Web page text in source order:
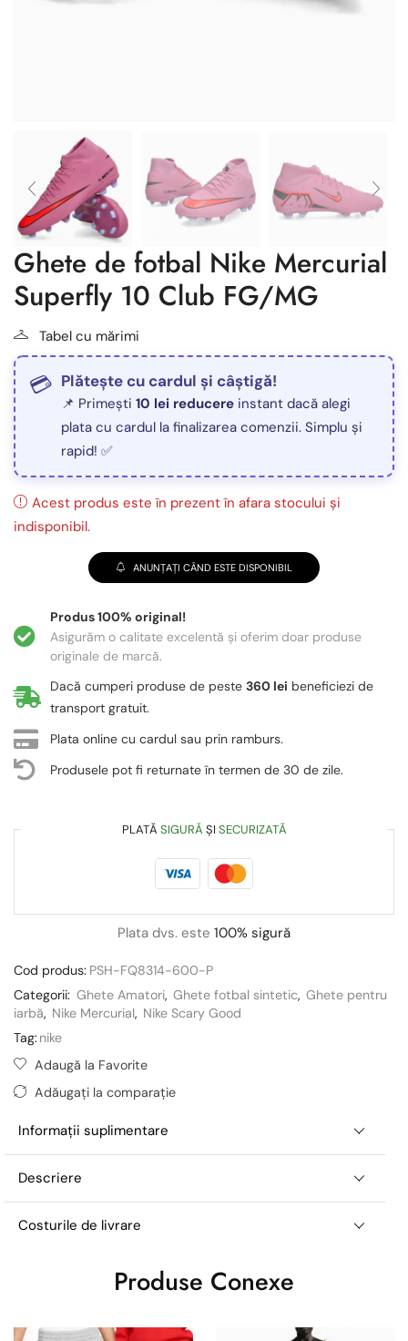
Ghete de fotbal Nike Mercurial
Superfly 10 Club FG/MG
Tabel cu mărimi
Plătește cu cardul și câștigă!
📌 Primești 10 lei reducere instant dacă alegi
plata cu cardul la finalizarea comenzii. Simplu și
rapid! ✅
Acest produs este în prezent în afara stocului și
indisponibil.
ANUNȚAȚI CÂND ESTE DISPONIBIL
Produs 100% original!
Asigurăm o calitate excelentă și oferim doar produse
originale de marcă.
Dacă cumperi produse de peste 360 lei beneficiezi de
transport gratuit.
Plata online cu cardul sau prin ramburs.
Produsele pot fi returnate în termen de 30 de zile.
PLATĂ SIGURĂ ȘI SECURIZATĂ
Plata dvs. este 100% sigură
Cod produs: PSH-FQ8314-600-P
Categorii: Ghete Amatori, Ghete fotbal sintetic, Ghete pentru
iarbă, Nike Mercurial, Nike Scary Good
Tag:nike
Adaugă la Favorite
Adăugați la comparație
Informații suplimentare
Descriere
Costurile de livrare
Produse Conexe